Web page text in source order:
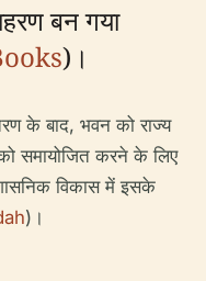
बन गया
)।
के बाद, भवन को राज्य
को समायोजित करने के लिए
विकास में इसके
)।